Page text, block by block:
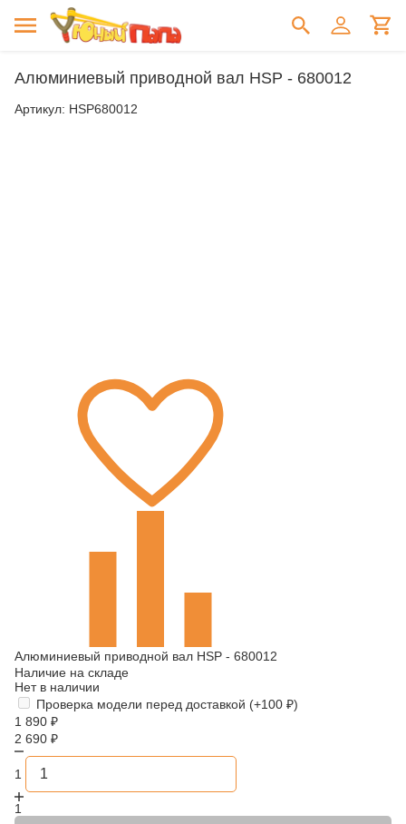
Алюминиевый приводной вал HSP - 680012
Артикул: HSP680012
Алюминиевый приводной вал HSP - 680012
Наличие на складе
Нет в наличии
Проверка модели перед доставкой (+100 ₽)
1 890 ₽
2 690 ₽
1
1